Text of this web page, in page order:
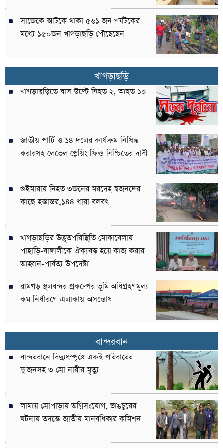
সাজেকে আটকে থাকা ৫৬১ জন পর্যটকের
মধ্যে ১৫০জন খাগড়াছড়ি পৌছেছেন
খাগড়াছড়ি
খাগড়াছড়িতে বাস উল্টে নিহত ২, আহত ১০
জাতীয় পার্টি ও ১৪ দলের কার্যক্রম নিষিদ্ধ
করারসহ লেভেল প্লেয়িং ফিল্ড নিশ্চিতের দাবী
গুইমারায় নিহত ৩জনের মরদেহ স্বজনদের
কাছে হস্তান্তর,১৪৪ ধারা বলবৎ
খাগড়াছড়ির উদ্ভূতপরিস্থিতি মোকাবেলায়
পাহাড়ি-বাঙ্গালীকে ঐক্যবদ্ধ হয়ে কাজ করার
আহ্বান-পার্বত্য উপদেষ্টা
রামগড় স্থলবন্দর প্রকল্পের ভূমি অধিগ্রহণমূল্য
কম নির্ধারণে এলাকায় অসন্তোষ
বান্দরবান
বান্দরবানে বিদ্যুৎস্পৃষ্টে একই পরিবারের
দু’জনসহ ৩ ম্রো নারীর মৃত্যু
লামায় ম্রোপাড়ায় অগ্নিসংযোগ, ভাঙচুরের
ঘটনায় তদন্তে জাতীয় মানবধিকার কমিশন